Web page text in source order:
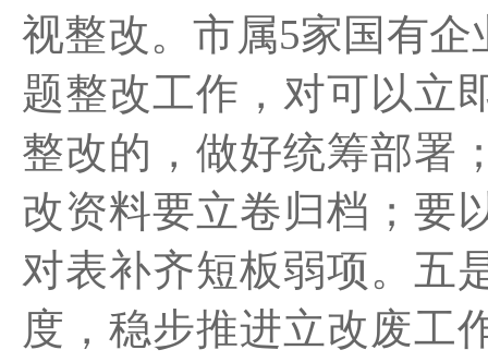
视整改。市属5家国有
题整改工作，对可以立
整改的，做好统筹部署
改资料要立卷归档；要
对表补齐短板弱项。五
度，稳步推进立改废工